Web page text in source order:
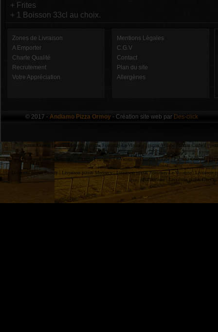
+ Frites
+ 1 Boisson 33cl au choix.
Zones de Livraison
A Emporter
Charte Qualité
Recrutement
Votre Appréciation
Mentions Légales
C.G.V
Contact
Plan du site
Allergènes
© 2017 - Andiamo Pizza Ormoy - Création site web par Des-click
pizzas Ormoy | pizzas Mennecy | pizzas Fontenay-Le-Vicomte | pizzas Villabe | pizzas Corbeil |
Pizzeria Ormoy | Pizzeria Mennecy | Pizzeria Fontenay-Le-Vicomte |Pizzeria Villabe |Pizzeria Corbeil |
Livraison pizzas Ormoy | Livraison pizzas Mennecy |Livraison pizzas Fontenay-Le-Vicomte | Livraison
Ballancourt | Livraison pizzas